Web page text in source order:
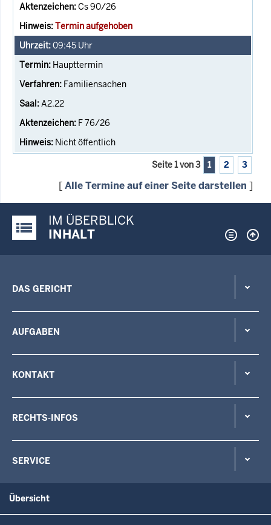
Cs 90/26
Termin aufgehoben
09:45 Uhr
Haupttermin
Familiensachen
A2.22
F 76/26
Nicht öffentlich
Seite 1 von 3 1 2 3
[Alle Termine auf einer Seite darstellen ]
Justiz-Portal im Überblick:
IM ÜBERBLICK
INHALT
DAS GERICHT
AUFGABEN
KONTAKT
RECHTS-INFOS
SERVICE
Übersicht